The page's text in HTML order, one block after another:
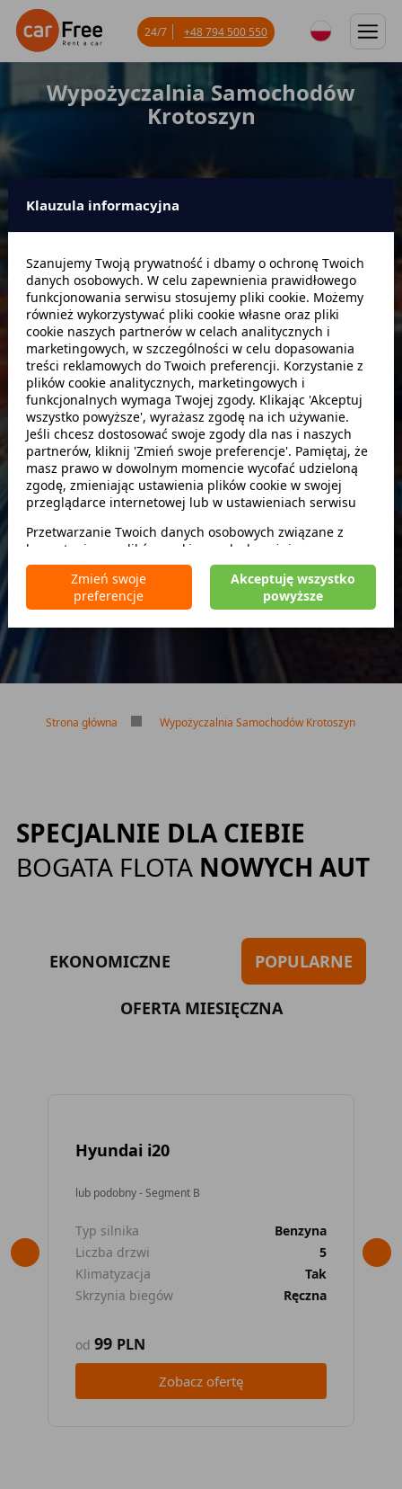
Wypożyczalnia Samochodów
Krotoszyn
Data odbioru Godzina
Data zwrotu Godzina
Szukaj
zwróć w innym miejscu
Brak limitu kilometrów
Bezpłatne odwołanie rezerwacji
24/7 +48 794 500 550
Strona główna Wypożyczalnia Samochodów Krotoszyn
SPECJALNIE DLA CIEBIE
BOGATA FLOTA NOWYCH AUT
EKONOMICZNE POPULARNE
OFERTA MIESIĘCZNA
Hyundai i20
lub podobny - Segment B
Typ silnika
Benzyna
Liczba drzwi
5
Klimatyzacja
Tak
Skrzynia biegów
Ręczna
od 99 PLN
Zobacz ofertę
Klauzula informacyjna
Szanujemy Twoją prywatność i dbamy o ochronę Twoich
danych osobowych. W celu zapewnienia prawidłowego
funkcjonowania serwisu stosujemy pliki cookie. Możemy
również wykorzystywać pliki cookie własne oraz pliki
cookie naszych partnerów w celach analitycznych i
marketingowych, w szczególności w celu dopasowania
treści reklamowych do Twoich preferencji. Korzystanie z
plików cookie analitycznych, marketingowych i
funkcjonalnych wymaga Twojej zgody. Klikając 'Akceptuj
wszystko powyższe', wyrażasz zgodę na ich używanie.
Jeśli chcesz dostosować swoje zgody dla nas i naszych
partnerów, kliknij 'Zmień swoje preferencje'. Pamiętaj, że
masz prawo w dowolnym momencie wycofać udzieloną
zgodę, zmieniając ustawienia plików cookie w swojej
przeglądarce internetowej lub w ustawieniach serwisu
Przetwarzanie Twoich danych osobowych związane z
korzystaniem z plików cookie w celach wyżej
wymienionych jest prowadzone przez CarFree sp. z o.o. z
siedzibą w Warszawie (02-677), ul. Cybernetyki 5,
będącego administratorem danych. W niektórych
nasi partnerzy. Szczegółowe informacje na temat
korzystania przez nas i naszych partnerów z plików cookie
oraz przetwarzania Twoich danych osobowych, w tym
dotyczące Twoich uprawnień, zawarte są w naszej
Zmień swoje
preferencje
Akceptuję wszystko
powyższe